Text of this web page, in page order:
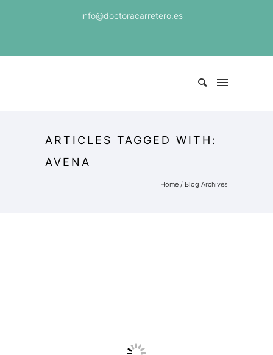
info@doctoracarretero.es
ARTICLES TAGGED WITH:
AVENA
Home / Blog Archives